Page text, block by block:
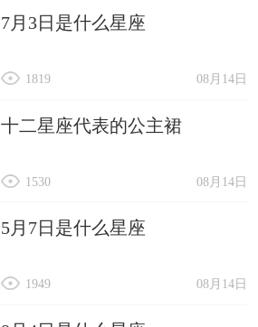
7月3日是什么星座
08月14日
1819
十二星座代表的公主裙
08月14日
1530
5月7日是什么星座
08月14日
1949